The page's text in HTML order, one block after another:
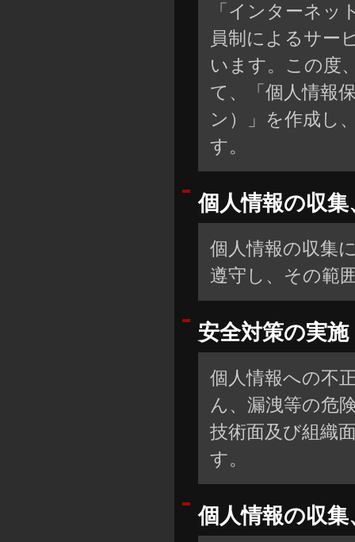
「インターネ
員制によるサー
います。この度
て、「個人情報
ン）」を作成し
す。
個人情報の収
個人情報の収集
遵守し、その範
安全対策の実施
個人情報への不
ん、漏洩等の危
技術面及び組織
す。
個人情報の収